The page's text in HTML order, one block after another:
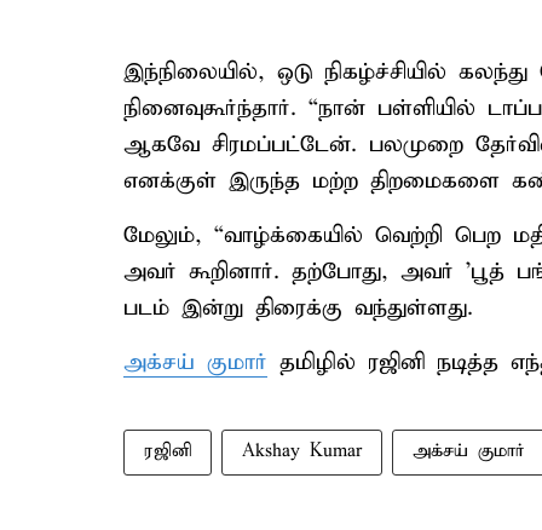
இந்நிலையில், ஒடு நிகழ்ச்சியில்
நினைவுகூர்ந்தார். “நான் பள்ளியில்
ஆகவே சிரமப்பட்டேன். பலமுறை
எனக்குள் இருந்த மற்ற திறமைகளை
மேலும், “வாழ்க்கையில் வெற்றி பெற
அவர் கூறினார். தற்போது, அவர் ’பூத்
படம் இன்று திரைக்கு வந்துள்ளது.
அக்சய் குமார் தமிழில் ரஜினி நடித்த
ரஜினி Akshay Kumar அக்சய் குமார்